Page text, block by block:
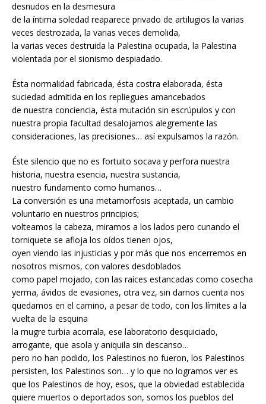
desnudos en la desmesura
de la íntima soledad reaparece privado de artilugios la varias
veces destrozada, la varias veces demolida,
la varias veces destruida la Palestina ocupada, la Palestina
violentada por el sionismo despiadado.
Ésta normalidad fabricada, ésta costra elaborada, ésta
suciedad admitida en los repliegues amancebados
de nuestra conciencia, ésta mutación sin escrúpulos y con
nuestra propia facultad desalojamos alegremente las
consideraciones, las precisiones… así expulsamos la razón.
Éste silencio que no es fortuito socava y perfora nuestra
historia, nuestra esencia, nuestra sustancia,
nuestro fundamento como humanos…
La conversión es una metamorfosis aceptada, un cambio
voluntario en nuestros principios;
volteamos la cabeza, miramos a los lados pero cunando el
torniquete se afloja los oídos tienen ojos,
oyen viendo las injusticias y por más que nos encerremos en
nosotros mismos, con valores desdoblados
como papel mojado, con las raíces estancadas como cosecha
yerma, ávidos de evasiones, otra vez, sin darnos cuenta nos
quedamos en el camino, a pesar de todo, con los límites a la
vuelta de la esquina
la mugre turbia acorrala, ese laboratorio desquiciado,
arrogante, que asola y aniquila sin descanso…
pero no han podido, los Palestinos no fueron, los Palestinos
persisten, los Palestinos son… y lo que no logramos ver es
que los Palestinos de hoy, esos, que la obviedad establecida
quiere muertos o deportados son, somos los pueblos del